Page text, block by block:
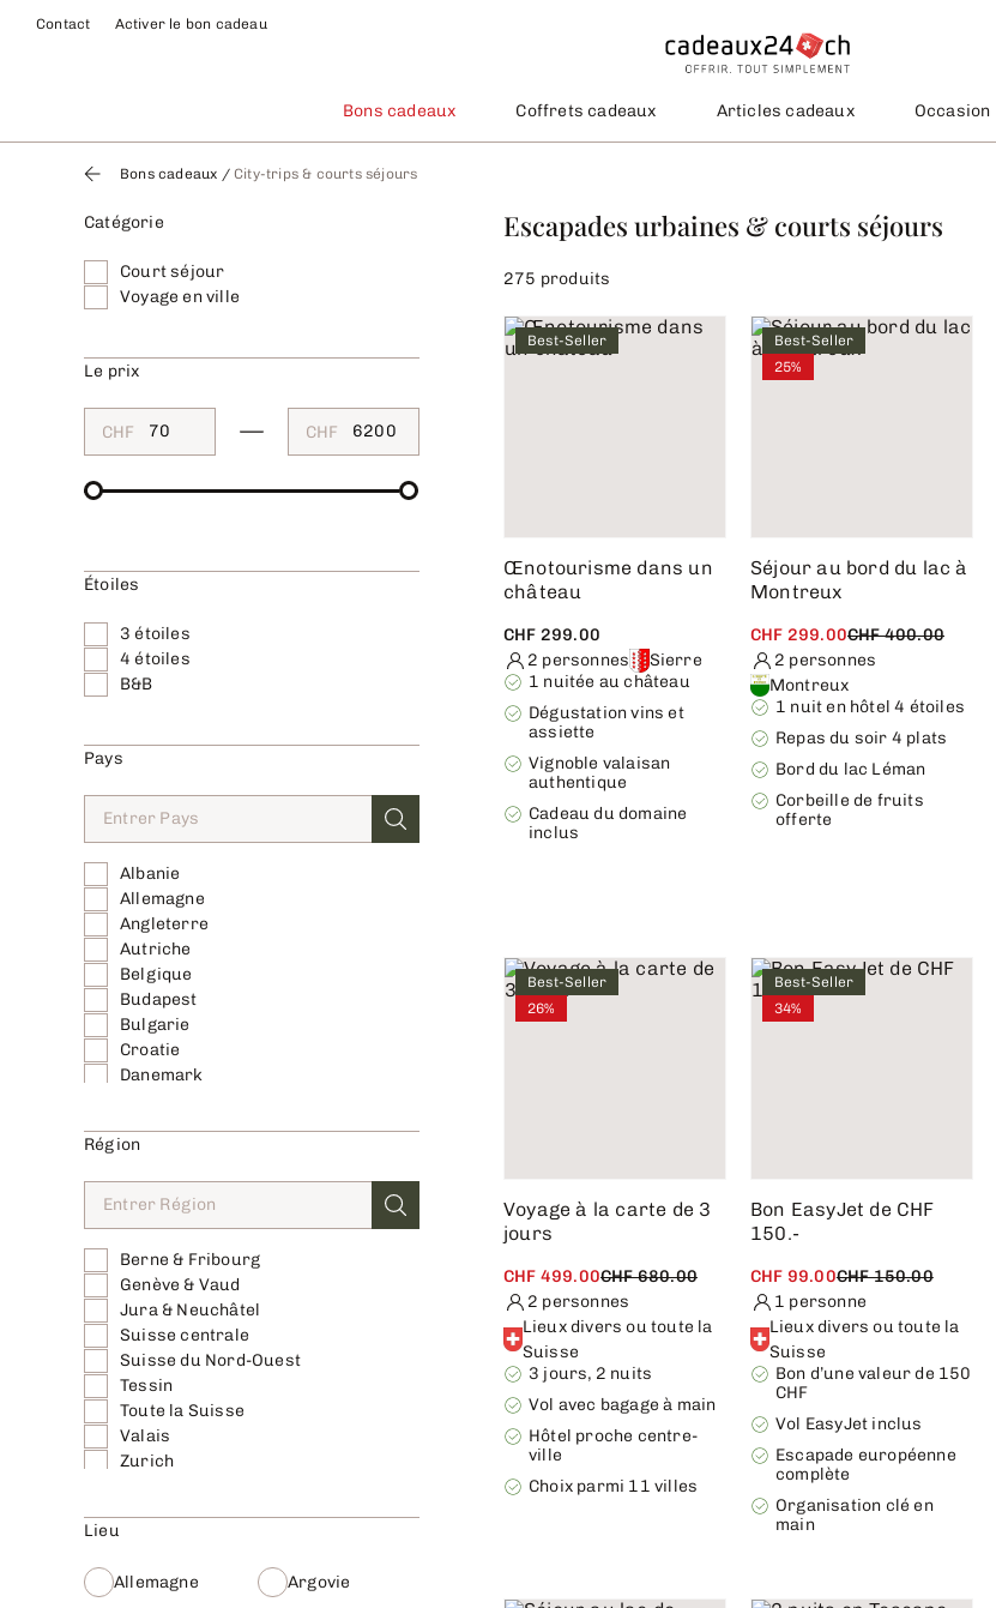
Contact Activer le bon cadeau
Bons cadeaux Coffrets cadeaux Articles cadeaux Occasion
Bons cadeaux /City-trips & courts séjours
Catégorie
Court séjour
Voyage en ville
Le prix
CHF CHF
Étoiles
3 étoiles
4 étoiles
B&B
Pays
Albanie
Allemagne
Angleterre
Autriche
Belgique
Budapest
Bulgarie
Croatie
Danemark
Finlande
Gibraltar
Grèce
Hongrie
Irlande
Islande
Italie
Kosovo
Lettonie
Liechtenstein
Lituanie
Macédoine du Nord
Portugal
Région
Berne & Fribourg
Genève & Vaud
Jura & Neuchâtel
Suisse centrale
Suisse du Nord-Ouest
Tessin
Toute la Suisse
Valais
Zurich
Lieu
Allemagne Argovie
Escapades urbaines & courts séjours
275 produits
Best-Seller
Œnotourisme dans un
château
CHF 299.00
2 personnes
Sierre
1 nuitée au château
Dégustation vins et
assiette
Vignoble valaisan
authentique
Cadeau du domaine
inclus
Best-Seller
25%
Séjour au bord du lac à
Montreux
CHF 299.00CHF 400.00
2 personnes
Montreux
1 nuit en hôtel 4 étoiles
Repas du soir 4 plats
Bord du lac Léman
Corbeille de fruits
offerte
Best-Seller
26%
Voyage à la carte de 3
jours
CHF 499.00CHF 680.00
2 personnes
Lieux divers ou toute la
Suisse
3 jours, 2 nuits
Vol avec bagage à main
Hôtel proche centre-
ville
Choix parmi 11 villes
Best-Seller
34%
Bon EasyJet de CHF
150.-
CHF 99.00CHF 150.00
1 personne
Lieux divers ou toute la
Suisse
Bon d’une valeur de 150
CHF
Vol EasyJet inclus
Escapade européenne
complète
Organisation clé en
main